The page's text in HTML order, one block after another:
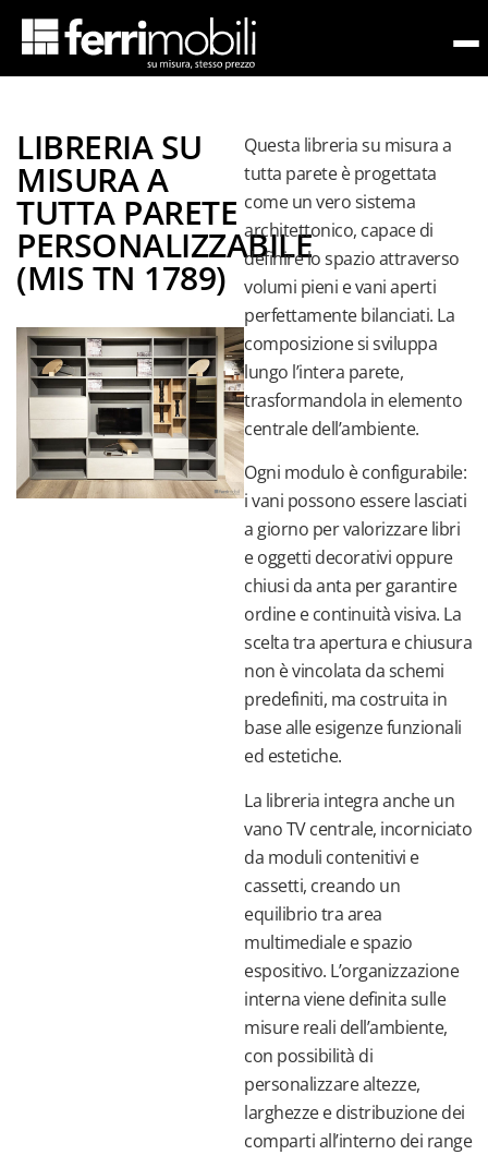
con letti
funzionali
Camerette
con
armadi
funzionali
LIBRERIA SU
MISURA A
TUTTA PARETE
PERSONALIZZABILE
(MIS TN 1789)
Questa libreria su misura a
tutta parete è progettata
come un vero sistema
architettonico, capace di
definire lo spazio attraverso
volumi pieni e vani aperti
perfettamente bilanciati. La
composizione si sviluppa
lungo l’intera parete,
trasformandola in elemento
centrale dell’ambiente.
Ogni modulo è configurabile:
i vani possono essere lasciati
a giorno per valorizzare libri
e oggetti decorativi oppure
chiusi da anta per garantire
ordine e continuità visiva. La
scelta tra apertura e chiusura
non è vincolata da schemi
predefiniti, ma costruita in
base alle esigenze funzionali
ed estetiche.
La libreria integra anche un
vano TV centrale, incorniciato
da moduli contenitivi e
cassetti, creando un
equilibrio tra area
multimediale e spazio
espositivo. L’organizzazione
interna viene definita sulle
misure reali dell’ambiente,
con possibilità di
personalizzare altezze,
larghezze e distribuzione dei
comparti all’interno dei range